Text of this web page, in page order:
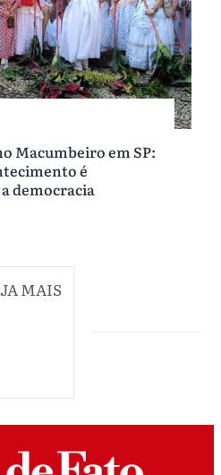
Macumbeiro em SP:
é
democracia
MAIS